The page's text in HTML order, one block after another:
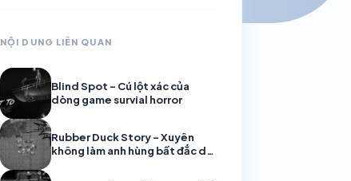
NỘI DUNG LIÊN QUAN
Blind Spot – Cú lột xác của
dòng game survial horror
Rubber Duck Story – Xuyên
không làm anh hùng bất đắc dĩ